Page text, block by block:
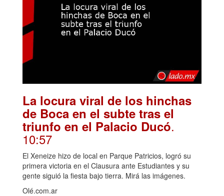
La locura viral de los hinchas
de Boca en el subte tras el
triunfo en el Palacio Ducó.
10:57
El Xeneize hizo de local en Parque Patricios, logró su
primera victoria en el Clausura ante Estudiantes y su
gente siguió la fiesta bajo tierra. Mirá las imágenes.
Olé.com.ar